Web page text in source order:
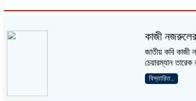
কাজী নজরুলের
জাতীয় কবি কাজী
চেয়ারম্যান
বিস্তারিত..